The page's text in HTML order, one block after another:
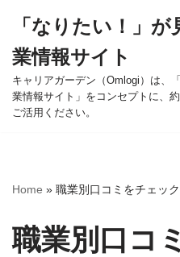
ン
テ
ン
ツ
ッ
「なりたい！」
業情報サイト
キャリアガーデン（Omlogi）は、
業情報サイト」をコンセプトに、
ご活用ください。
Home » 職業別口コミをチェッ
職業別口コ